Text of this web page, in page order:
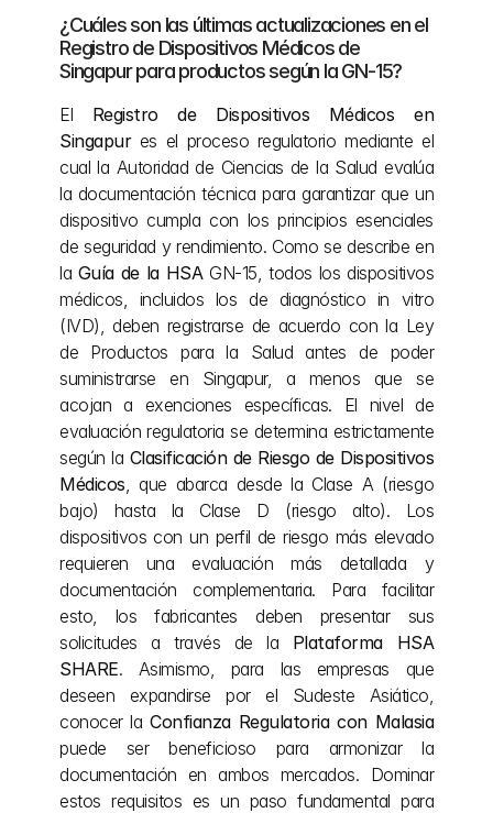
¿Cuáles son las últimas actualizaciones en el
Registro de Dispositivos Médicos de
Singapur para productos según la GN-15?
El Registro de Dispositivos Médicos en
Singapur es el proceso regulatorio mediante el
cual la Autoridad de Ciencias de la Salud evalúa
la documentación técnica para garantizar que un
dispositivo cumpla con los principios esenciales
de seguridad y rendimiento. Como se describe en
la Guía de la HSA GN-15, todos los dispositivos
médicos, incluidos los de diagnóstico in vitro
(IVD), deben registrarse de acuerdo con la Ley
de Productos para la Salud antes de poder
suministrarse en Singapur, a menos que se
acojan a exenciones específicas. El nivel de
evaluación regulatoria se determina estrictamente
según la Clasificación de Riesgo de Dispositivos
Médicos, que abarca desde la Clase A (riesgo
bajo) hasta la Clase D (riesgo alto). Los
dispositivos con un perfil de riesgo más elevado
requieren una evaluación más detallada y
documentación complementaria. Para facilitar
esto, los fabricantes deben presentar sus
solicitudes a través de la Plataforma HSA
SHARE. Asimismo, para las empresas que
deseen expandirse por el Sudeste Asiático,
conocer la Confianza Regulatoria con Malasia
puede ser beneficioso para armonizar la
documentación en ambos mercados. Dominar
estos requisitos es un paso fundamental para